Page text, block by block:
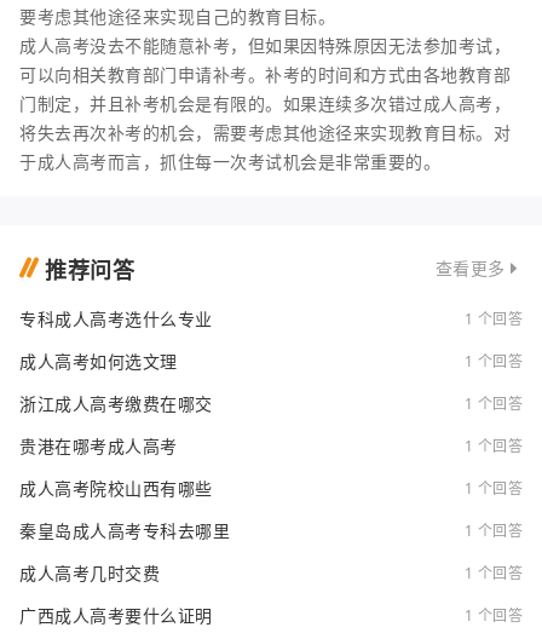
要考虑其他途径来实现自己的教育目标。
成人高考没去不能随意补考，但如果因特殊原因无法参加考试，
可以向相关教育部门申请补考。补考的时间和方式由各地教育部
门制定，并且补考机会是有限的。如果连续多次错过成人高考，
将失去再次补考的机会，需要考虑其他途径来实现教育目标。对
于成人高考而言，抓住每一次考试机会是非常重要的。
推荐问答 查看更多
专科成人高考选什么专业 1 个回答
成人高考如何选文理 1 个回答
浙江成人高考缴费在哪交 1 个回答
贵港在哪考成人高考 1 个回答
成人高考院校山西有哪些 1 个回答
秦皇岛成人高考专科去哪里 1 个回答
成人高考几时交费 1 个回答
广西成人高考要什么证明 1 个回答